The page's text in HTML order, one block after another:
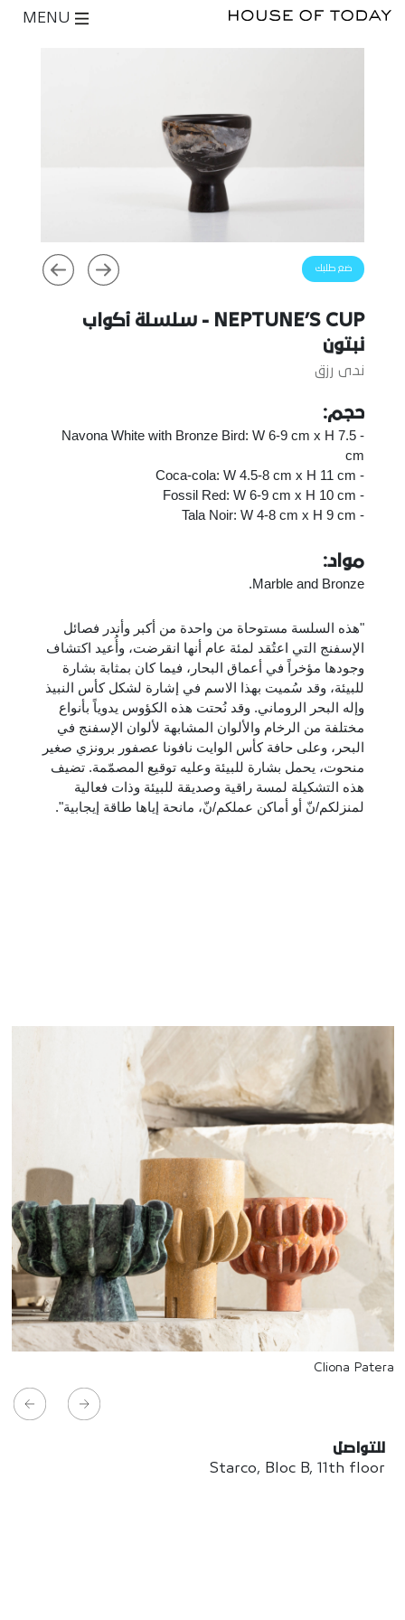
ضع طلبك
NEPTUNE’S CUP - سلسلة أكواب
نبتون
ندى رزق
حجم:
- Navona White with Bronze Bird: W 6-9 cm x H 7.5
cm
- Coca-cola: W 4.5-8 cm x H 11 cm
- Fossil Red: W 6-9 cm x H 10 cm
- Tala Noir: W 4-8 cm x H 9 cm
مواد:
Marble and Bronze.
"هذه السلسة مستوحاة من واحدة من أكبر وأندر فصائل
الإسفنج التي اعتُقد لمئة عام أنها انقرضت، وأُعيد اكتشاف
وجودها مؤخراً في أعماق البحار، فيما كان بمثابة بشارة
للبيئة، وقد سُميت بهذا الاسم في إشارة لشكل كأس النبيذ
وإله البحر الروماني. وقد نُحتت هذه الكؤوس يدوياً بأنواع
مختلفة من الرخام والألوان المشابهة لألوان الإسفنج في
البحر، وعلى حافة كأس الوايت نافونا عصفور برونزي صغير
منحوت، يحمل بشارة للبيئة وعليه توقيع المصمّمة. تضيف
هذه التشكيلة لمسة راقية وصديقة للبيئة وذات فعالية
لمنزلكم/نّ أو أماكن عملكم/نّ، مانحة إياها طاقة إيجابية".
Cliona Patera
للتواصل
Starco, Bloc B, 11th floor